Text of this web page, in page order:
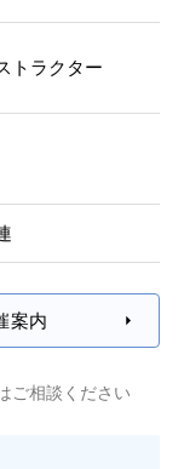
トラクター
案内
ご相談ください